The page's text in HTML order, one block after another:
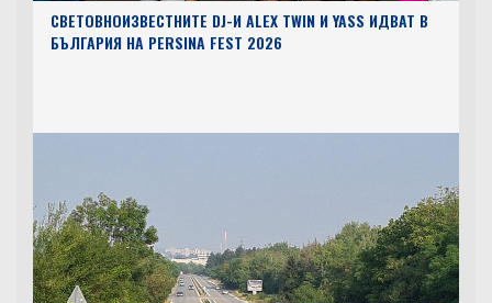
СВЕТОВНОИЗВЕСТНИТЕ DJ-И ALEX TWIN И YASS ИДВАТ В
БЪЛГАРИЯ НА PERSINA FEST 2026